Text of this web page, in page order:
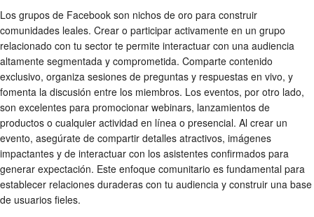
Los grupos de Facebook son nichos de oro para construir
comunidades leales. Crear o participar activamente en un grupo
relacionado con tu sector te permite interactuar con una audiencia
altamente segmentada y comprometida. Comparte contenido
exclusivo, organiza sesiones de preguntas y respuestas en vivo, y
fomenta la discusión entre los miembros. Los eventos, por otro lado,
son excelentes para promocionar webinars, lanzamientos de
productos o cualquier actividad en línea o presencial. Al crear un
evento, asegúrate de compartir detalles atractivos, imágenes
impactantes y de interactuar con los asistentes confirmados para
generar expectación. Este enfoque comunitario es fundamental para
establecer relaciones duraderas con tu audiencia y construir una base
de usuarios fieles.